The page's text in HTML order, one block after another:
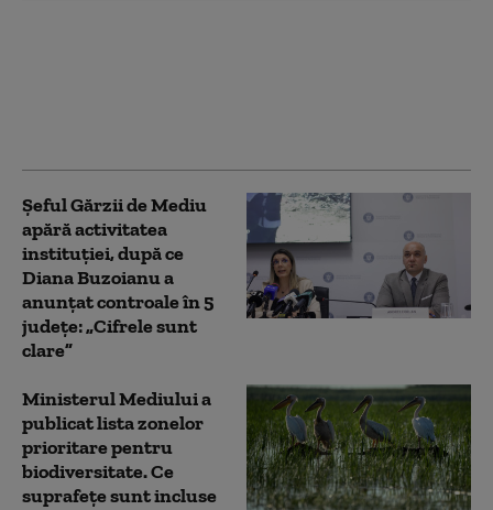
Șeful Gărzii de Mediu
apără activitatea
instituției, după ce
Diana Buzoianu a
anunțat controale în 5
județe: „Cifrele sunt
clare”
Ministerul Mediului a
publicat lista zonelor
prioritare pentru
biodiversitate. Ce
suprafețe sunt incluse